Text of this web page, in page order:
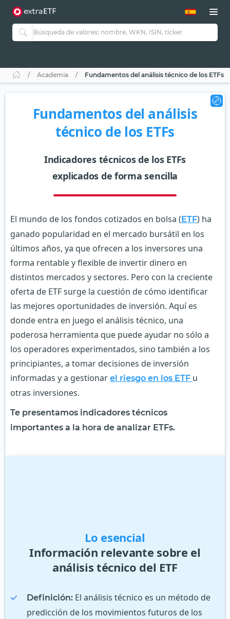
Academia Fundamentos del análisis técnico de los ETFs
Fundamentos del análisis
técnico de los ETFs
Indicadores técnicos de los ETFs
explicados de forma sencilla
El mundo de los fondos cotizados en bolsa ( ETF) ha
ganado popularidad en el mercado bursátil en los
últimos años, ya que ofrecen a los inversores una
forma rentable y flexible de invertir dinero en
distintos mercados y sectores. Pero con la creciente
oferta de ETF surge la cuestión de cómo identificar
las mejores oportunidades de inversión. Aquí es
donde entra en juego el análisis técnico, una
poderosa herramienta que puede ayudar no sólo a
los operadores experimentados, sino también a los
principiantes, a tomar decisiones de inversión
informadas y a gestionar el riesgo en los ETF u
otras inversiones.
Te presentamos indicadores técnicos
importantes a la hora de analizar ETFs.
Lo esencial
Información relevante sobre el
análisis técnico del ETF
Definición: El análisis técnico es un método de
predicción de los movimientos futuros de los